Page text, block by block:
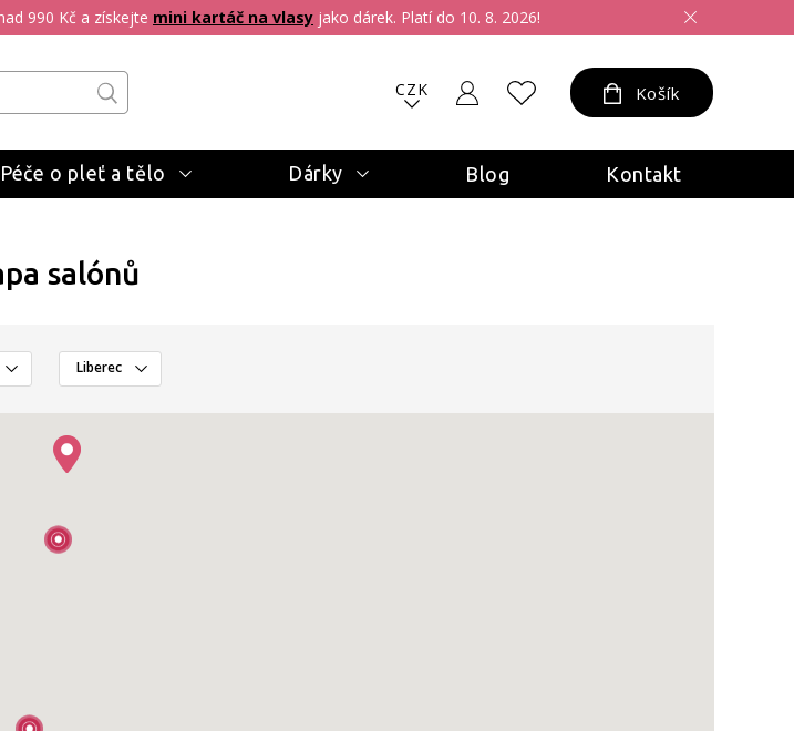
990 Kč a získejte mini kartáč na vlasy jako dárek. Platí do 10. 8. 2026!
CZK Košík
Péče o pleť a tělo Dárky Blog Kontakt
salónů
Liberec
3